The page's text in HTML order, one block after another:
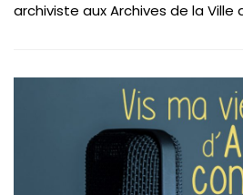
archiviste aux Archives de la Ville